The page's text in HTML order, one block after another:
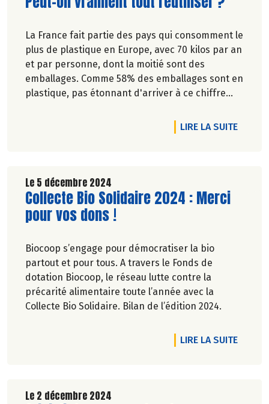
La France fait partie des pays qui consomment le
plus de plastique en Europe, avec 70 kilos par an
et par personne, dont la moitié sont des
emballages. Comme 58% des emballages sont en
plastique, pas étonnant d'arriver à ce chiffre
jetés chaque année par les Français etLIRE LA SUITEDE
Le 5 décembre 2024
Lire la suite de l'article
Collecte Bio Solidaire 2024 : Merci
pour vos dons !
Biocoop s’engage pour démocratiser la bio
partout et pour tous. A travers le Fonds de
dotation Biocoop, le réseau lutte contre la
précarité alimentaire toute l’année avec la
Collecte Bio Solidaire. Bilan de l’édition 2024.
LIRE LA SUITEDE
Le 2 décembre 2024